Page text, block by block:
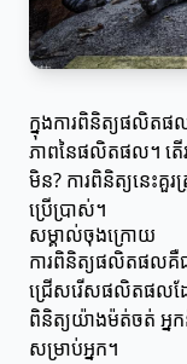
ក្នុងការពិនិត្យផលិត
ភាពនៃផលិតផល។ តើវ
មិន? ការពិនិត្យនេះគួរ
ប្រើប្រាស់។
សម្គាល់ចុងក្រោយ
ការពិនិត្យផលិតផលគឺជ
ជ្រើសរើសផលិតផលដែ
ពិនិត្យយ៉ាងម៉ត់ចត់ អ្
សម្រាប់អ្នក។